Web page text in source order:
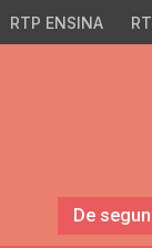
RTP ENSINA
De